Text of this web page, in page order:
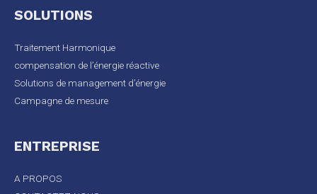
SOLUTIONS
Traitement Harmonique
compensation de l’énergie réactive
Solutions de management d’énergie
Campagne de mesure
ENTREPRISE
A PROPOS